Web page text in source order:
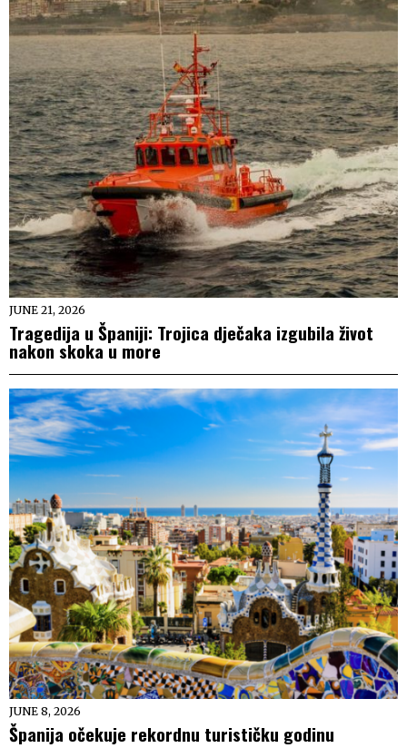
JUNE 21, 2026
Tragedija u Španiji: Trojica dječaka izgubila život
nakon skoka u more
JUNE 8, 2026
Španija očekuje rekordnu turističku godinu